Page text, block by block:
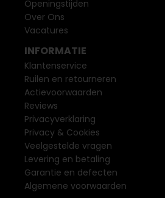
Openingstijden
Over Ons
Vacatures
INFORMATIE
Klantenservice
Ruilen en retourneren
Actievoorwaarden
Reviews
Privacyverklaring
Privacy & Cookies
Veelgestelde vragen
Levering en betaling
Garantie en defecten
Algemene voorwaarden